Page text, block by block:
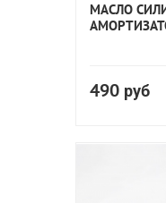
МАСЛО
490 руб